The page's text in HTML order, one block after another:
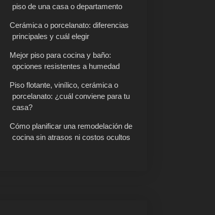
piso de una casa o departamento
Cerámica o porcelanato: diferencias
principales y cuál elegir
Mejor piso para cocina y baño:
opciones resistentes a humedad
Piso flotante, vinílico, cerámica o
porcelanato: ¿cuál conviene para tu
casa?
Cómo planificar una remodelación de
cocina sin atrasos ni costos ocultos